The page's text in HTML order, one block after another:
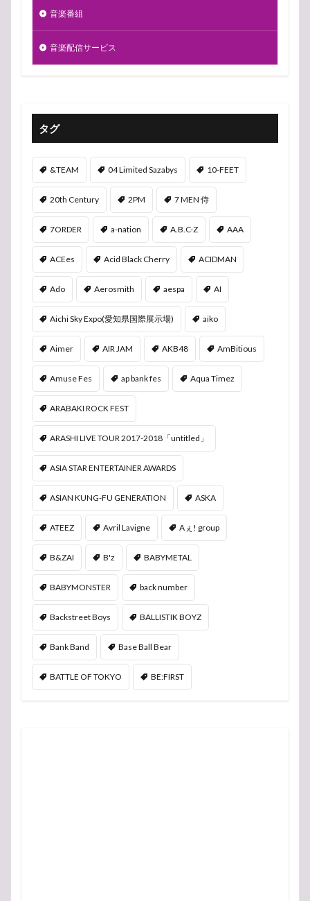
音楽番組
音楽配信サービス
タグ
&TEAM 04 Limited Sazabys 10-FEET
20th Century 2PM 7 MEN 侍
7ORDER a-nation A.B.C-Z AAA
ACEes Acid Black Cherry ACIDMAN
Ado Aerosmith aespa AI
Aichi Sky Expo(愛知県国際展示場) aiko
Aimer AIR JAM AKB48 AmBitious
Amuse Fes ap bank fes Aqua Timez
ARABAKI ROCK FEST
ARASHI LIVE TOUR 2017-2018「untitled」
ASIA STAR ENTERTAINER AWARDS
ASIAN KUNG-FU GENERATION ASKA
ATEEZ Avril Lavigne Aぇ! group
B&ZAI B'z BABYMETAL
BABYMONSTER back number
Backstreet Boys BALLISTIK BOYZ
Bank Band Base Ball Bear
BATTLE OF TOKYO BE:FIRST